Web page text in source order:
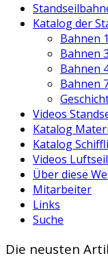
Katalog der
Bahnen
Bahnen
Bahnen
Bahnen
Videos
Katalog
Katalog
Videos
Über diese
Mitarbeiter
Links
Suche
Die neusten